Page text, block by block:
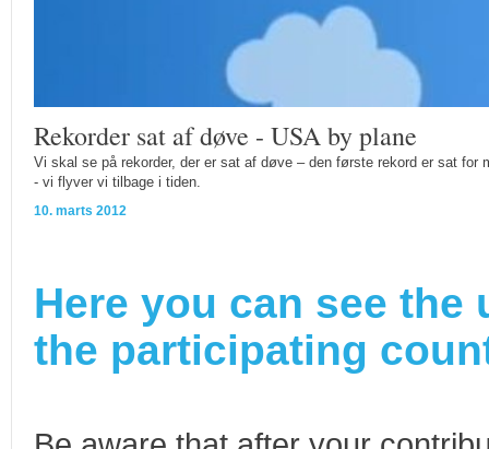
Rekorder sat af døve - USA by plane
Vi skal se på rekorder, der er sat af døve – den første rekord er sat
- vi flyver vi tilbage i tiden.
10. marts 2012
Here you can see
the participating